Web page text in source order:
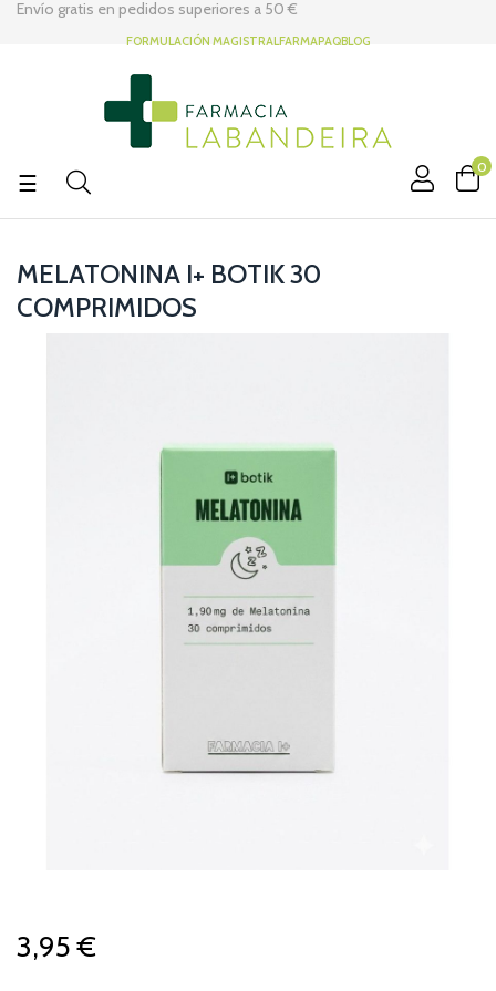
Envío gratis en pedidos superiores a 50 €
FORMULACIÓN MAGISTRALFARMAPAQBLOG
0
Navegación
palanca
☰
MELATONINA I+ BOTIK 30
COMPRIMIDOS
3,95 €